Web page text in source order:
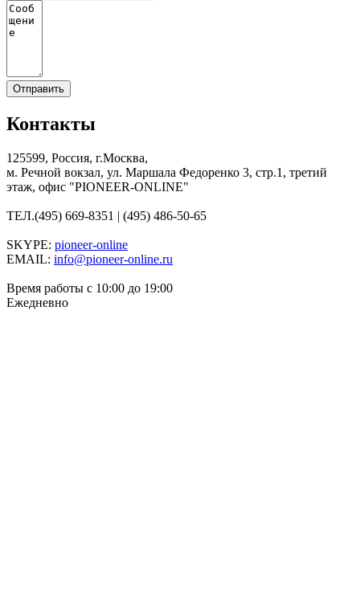
Контакты
125599, Россия, г.Москва,
м. Речной вокзал, ул. Маршала Федоренко 3, стр.1, третий
этаж, офис "PIONEER-ONLINE"
ТЕЛ.(495) 669-8351 | (495) 486-50-65
SKYPE: pioneer-online
EMAIL: info@pioneer-online.ru
Время работы с 10:00 до 19:00
Ежедневно